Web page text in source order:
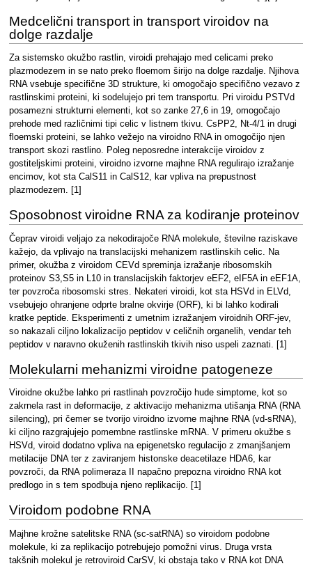
Medcelični transport in transport viroidov na
dolge razdalje
Za sistemsko okužbo rastlin, viroidi prehajajo med celicami preko
plazmodezem in se nato preko floemom širijo na dolge razdalje. Njihova
RNA vsebuje specifične 3D strukture, ki omogočajo specifično vezavo z
rastlinskimi proteini, ki sodelujejo pri tem transportu. Pri viroidu PSTVd
posamezni strukturni elementi, kot so zanke 27,6 in 19, omogočajo
prehode med različnimi tipi celic v listnem tkivu. CsPP2, Nt-4/1 in drugi
floemski proteini, se lahko vežejo na viroidno RNA in omogočijo njen
transport skozi rastlino. Poleg neposredne interakcije viroidov z
gostiteljskimi proteini, viroidno izvorne majhne RNA regulirajo izražanje
encimov, kot sta CalS11 in CalS12, kar vpliva na prepustnost
plazmodezem. [1]
Sposobnost viroidne RNA za kodiranje proteinov
Čeprav viroidi veljajo za nekodirajoče RNA molekule, številne raziskave
kažejo, da vplivajo na translacijski mehanizem rastlinskih celic. Na
primer, okužba z viroidom CEVd spreminja izražanje ribosomskih
proteinov S3,S5 in L10 in translacijskih faktorjev eEF2, eIF5A in eEF1A,
ter povzroča ribosomski stres. Nekateri viroidi, kot sta HSVd in ELVd,
vsebujejo ohranjene odprte bralne okvirje (ORF), ki bi lahko kodirali
kratke peptide. Eksperimenti z umetnim izražanjem viroidnih ORF-jev,
so nakazali ciljno lokalizacijo peptidov v celičnih organelih, vendar teh
peptidov v naravno okuženih rastlinskih tkivih niso uspeli zaznati. [1]
Molekularni mehanizmi viroidne patogeneze
Viroidne okužbe lahko pri rastlinah povzročijo hude simptome, kot so
zakrnela rast in deformacije, z aktivacijo mehanizma utišanja RNA (RNA
silencing), pri čemer se tvorijo viroidno izvorne majhne RNA (vd-sRNA),
ki ciljno razgrajujejo pomembne rastlinske mRNA. V primeru okužbe s
HSVd, viroid dodatno vpliva na epigenetsko regulacijo z zmanjšanjem
metilacije DNA ter z zaviranjem histonske deacetilaze HDA6, kar
povzroči, da RNA polimeraza II napačno prepozna viroidno RNA kot
predlogo in s tem spodbuja njeno replikacijo. [1]
Viroidom podobne RNA
Majhne krožne satelitske RNA (sc-satRNA) so viroidom podobne
molekule, ki za replikacijo potrebujejo pomožni virus. Druga vrsta
takšnih molekul je retroviroid CarSV, ki obstaja tako v RNA kot DNA